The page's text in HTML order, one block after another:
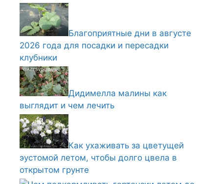
Благоприятные дни в августе
2026 года для посадки и пересадки
клубники
Дидимелла малины как
выглядит и чем лечить
Как ухаживать за цветущей
эустомой летом, чтобы долго цвела в
открытом грунте